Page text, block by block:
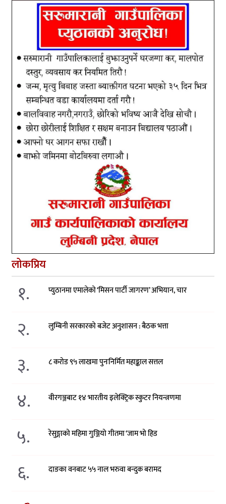
लोकप्रिय
१. प्युठानमा एमालेको ‘मिसन पार्टी जागरण’ अभियान, चार
२. लुम्बिनी सरकारको बजेट अनुशासन : बैठक भत्ता
३. ८ करोड ९५ लाखमा पुनःनिर्मित महाङ्काल सत्तल
४. वीरगञ्जबाट १४ भारतीय इलेक्ट्रिक स्कुटर नियन्त्रणमा
५. रेसुङ्गाको महिमा गुञ्जियो गीतमा ‘जाम भो हिड
६. दाङका वनबाट ५५ नाल भरुवा बन्दुक बरामद